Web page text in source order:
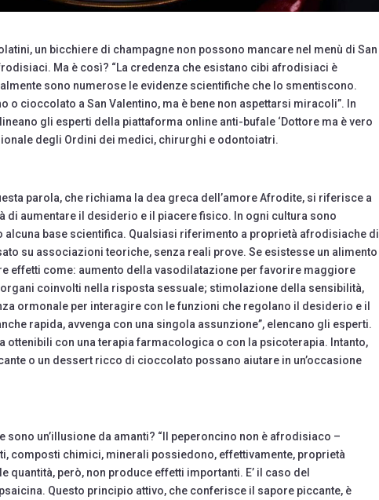
un bicchiere di champagne non possono mancare nel menù di San
Ma è così? “La credenza che esistano cibi afrodisiaci è
sono numerose le evidenze scientifiche che lo smentiscono.
o cioccolato a San Valentino, ma è bene non aspettarsi miracoli”. In
gli esperti della piattaforma online anti-bufale ‘Dottore ma è vero
degli Ordini dei medici, chirurghi e odontoiatri.
parola, che richiama la dea greca dell’amore Afrodite, si riferisce a
di aumentare il desiderio e il piacere fisico. In ogni cultura sono
alcuna base scientifica. Qualsiasi riferimento a proprietà afrodisiache di
su associazioni teoriche, senza reali prove. Se esistesse un alimento
effetti come: aumento della vasodilatazione per favorire maggiore
coinvolti nella risposta sessuale; stimolazione della sensibilità,
ormonale per interagire con le funzioni che regolano il desiderio e il
rapida, avvenga con una singola assunzione”, elencano gli esperti.
ottenibili con una terapia farmacologica o con la psicoterapia. Intanto,
o un dessert ricco di cioccolato possano aiutare in un’occasione
un’illusione da amanti? “Il peperoncino non è afrodisiaco –
composti chimici, minerali possiedono, effettivamente, proprietà
però, non produce effetti importanti. E’ il caso del
Questo principio attivo, che conferisce il sapore piccante, è